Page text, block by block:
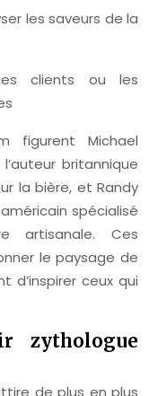
les saveurs de la
clients ou les
figurent Michael
britannique
la bière, et Randy
spécialisé
artisanale. Ces
le paysage de
d’inspirer ceux qui
zythologue
de plus en plus